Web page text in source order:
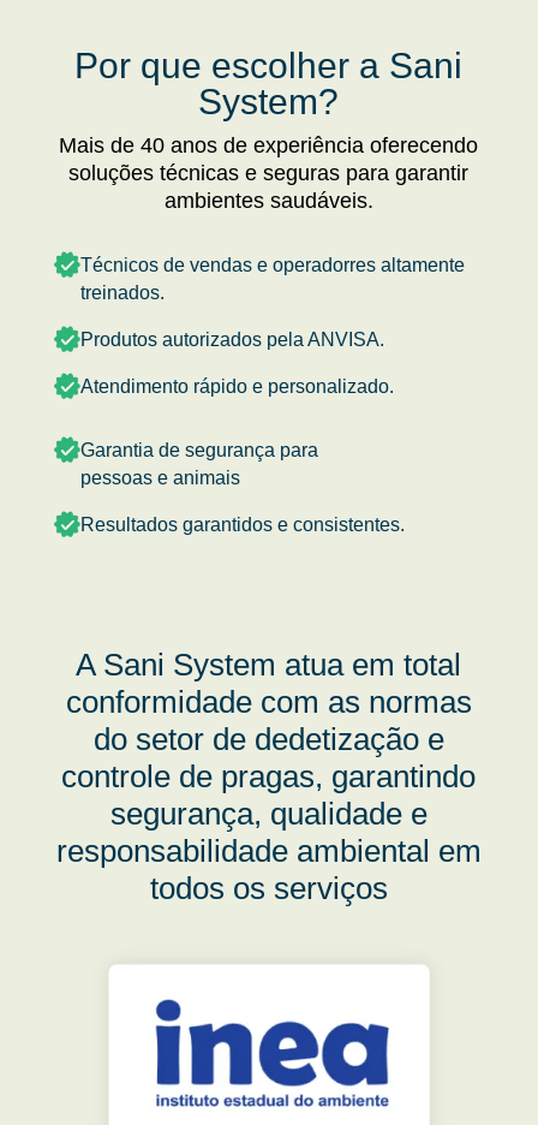
Por que escolher a Sani
System?
Mais de 40 anos de experiência oferecendo
soluções técnicas e seguras para garantir
ambientes saudáveis.
Técnicos de vendas e operadorres altamente
treinados.
Produtos autorizados pela ANVISA.
Atendimento rápido e personalizado.
Garantia de segurança para
pessoas e animais
Resultados garantidos e consistentes.
A Sani System atua em total
conformidade com as normas
do setor de dedetização e
controle de pragas, garantindo
segurança, qualidade e
responsabilidade ambiental em
todos os serviços